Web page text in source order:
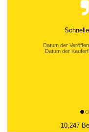
Datum der
Datum der
10,247